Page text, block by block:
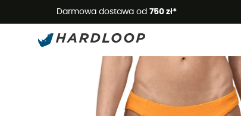
Darmowa dostawa od 750 zł*